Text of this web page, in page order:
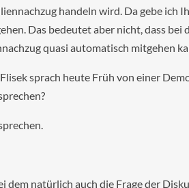
handeln wird. Da gebe ich
Das bedeutet aber nicht, dass bei
quasi automatisch mitgehen
sprach heute Früh von einer
dem natürlich auch die Frage der